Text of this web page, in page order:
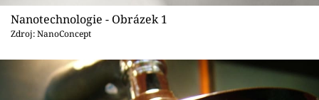
Nanotechnologie - Obrázek 1
Zdroj: NanoConcept